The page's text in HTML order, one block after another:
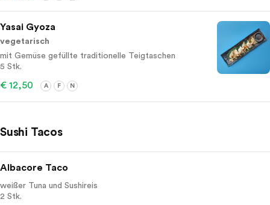
Yasai Gyoza
vegetarisch
mit Gemüse gefüllte traditionelle Teigtaschen
5 Stk.
€ 12,50 A F N
Sushi Tacos
Albacore Taco
weißer Tuna und Sushireis
2 Stk.